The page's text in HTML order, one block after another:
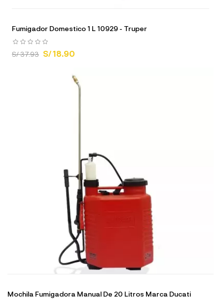
Fumigador Domestico 1 L 10929 - Truper
S/ 37.93 S/ 18.90
Mochila Fumigadora Manual De 20 Litros Marca Ducati